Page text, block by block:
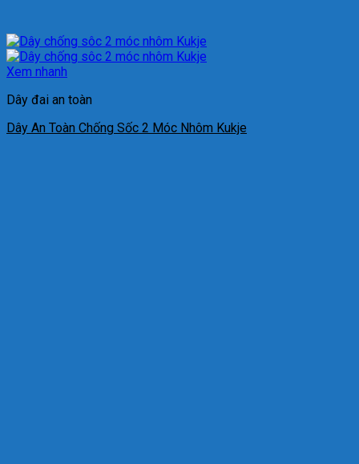
Xem nhanh
Dây đai an toàn
Dây An Toàn Chống Sốc 2 Móc Nhôm Kukje